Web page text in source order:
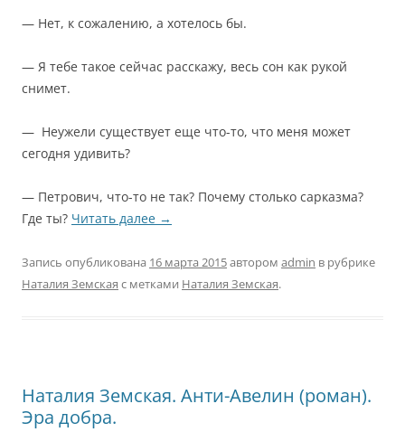
— Нет, к сожалению, а хотелось бы.
— Я тебе такое сейчас расскажу, весь сон как рукой
снимет.
— Неужели существует еще что-то, что меня может
сегодня удивить?
— Петрович, что-то не так? Почему столько сарказма?
Где ты? Читать далее →
Запись опубликована 16 марта 2015автором admin в рубрике
Наталия Земская с метками Наталия Земская.
Наталия Земская. Анти-Авелин (роман).
Эра добра.